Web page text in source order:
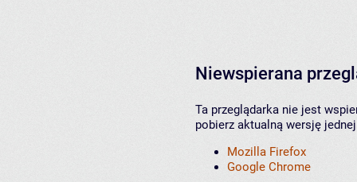
Niewspierana
Ta przeglądarka nie jest
pobierz aktualną wersję
Mozilla Firefox
Google Chrome